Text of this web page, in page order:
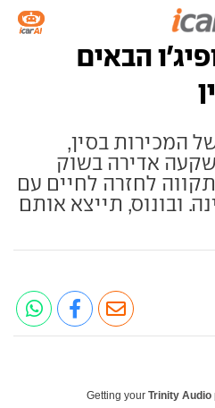
הבאים
המכירות בסין,
אדירה בשוק
לחזרה לחיים עם
ובונוס, תייצא אותם
Getting your Trinity Audio